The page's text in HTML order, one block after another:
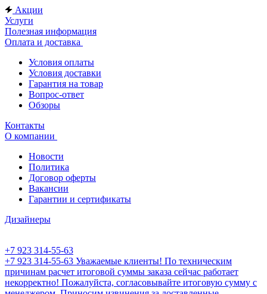
Акции
Услуги
Полезная информация
Оплата и доставка
Условия оплаты
Условия доставки
Гарантия на товар
Вопрос-ответ
Обзоры
Контакты
О компании
Новости
Политика
Договор оферты
Вакансии
Гарантии и сертификаты
Дизайнеры
+7 923 314-55-63
+7 923 314-55-63 Уважаемые клиенты! По техническим
причинам расчет итоговой суммы заказа сейчас работает
некорректно! Пожалуйста, согласовывайте итоговую сумму с